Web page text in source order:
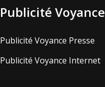
Publicité Voyance
Publicité Voyance Presse
Publicité Voyance Internet